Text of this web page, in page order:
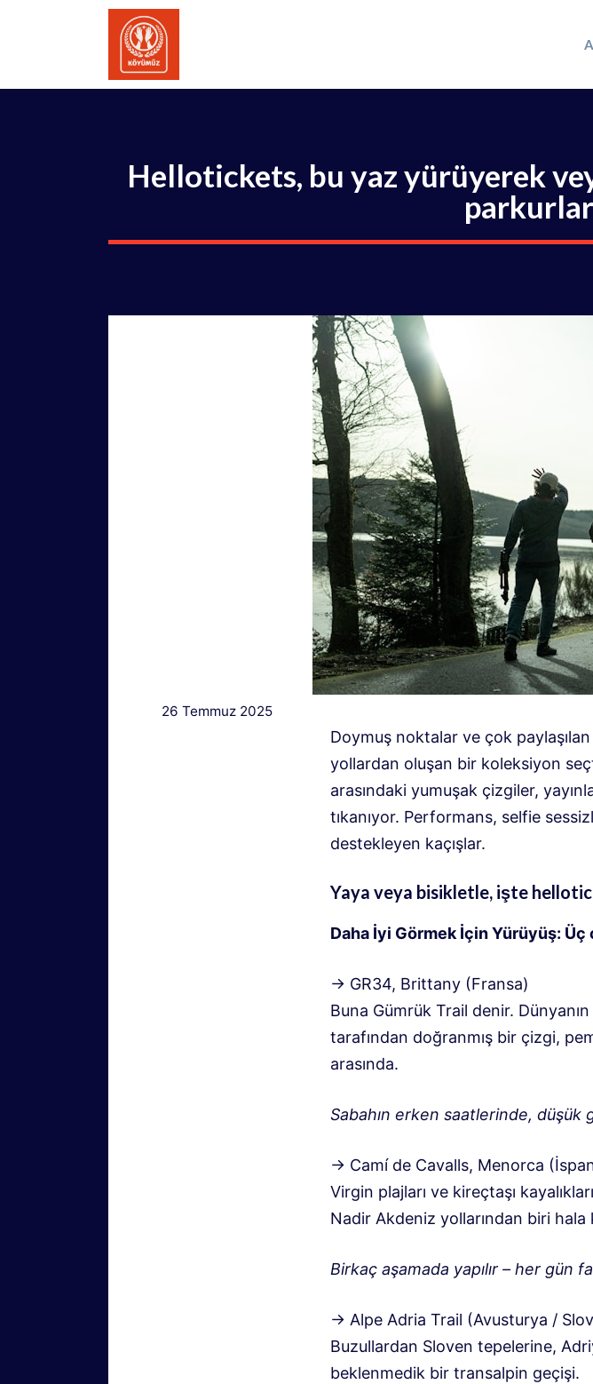
Hellotickets, bu yaz yürüyerek
26 Temmuz 2025
Doymuş noktalar ve çok
yollardan oluşan bir koleksiyon
arasındaki yumuşak çizgiler,
tıkanıyor. Performans, selfie
destekleyen kaçışlar.
Yaya veya bisikletle, işte
Daha İyi Görmek İçin Yürüyüş:
→ GR34, Brittany (Fransa)
Buna Gümrük Trail denir.
tarafından doğranmış bir çizgi,
arasında.
Sabahın erken saatlerinde, düşük
→ Camí de Cavalls, Menorca
Virgin plajları ve kireçtaşı
Nadir Akdeniz yollarından biri hala
Birkaç aşamada yapılır – her gün
→ Alpe Adria Trail (Avusturya /
Buzullardan Sloven tepelerine,
beklenmedik bir transalpin geçişi.